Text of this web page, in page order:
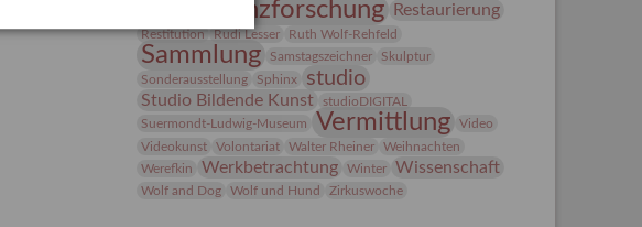
Provenienzforschung Restaurierung
Restitution Rudi Lesser Ruth Wolf-Rehfeld
Sammlung Samstagszeichner
Skulptur
Sonderausstellung
Sphinx studio
Studio Bildende Kunst
studioDIGITAL
Suermondt-Ludwig-Museum
Vermittlung
Video
Videokunst
Volontariat Walter Rheiner
Weihnachten
Werefkin
Werkbetrachtung Winter Wissenschaft
Wolf and Dog Wolf und Hund Zirkuswoche